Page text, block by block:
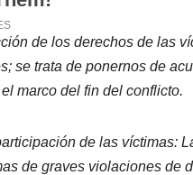
de los derechos de las
se trata de ponernos de
marco del fin del conflicto.
de las víctimas:
de graves violaciones de